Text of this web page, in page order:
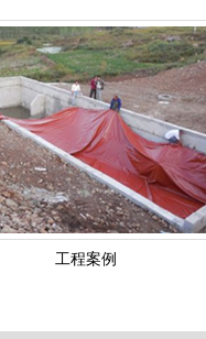
支架水池
工程案例